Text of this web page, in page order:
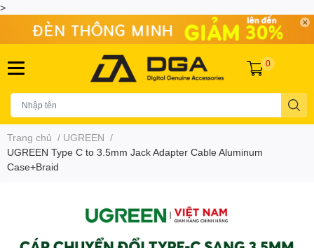
>
0
Trang chủ / UGREEN /
UGREEN Type C to 3.5mm Jack Adapter Cable Aluminum
Case+Braid